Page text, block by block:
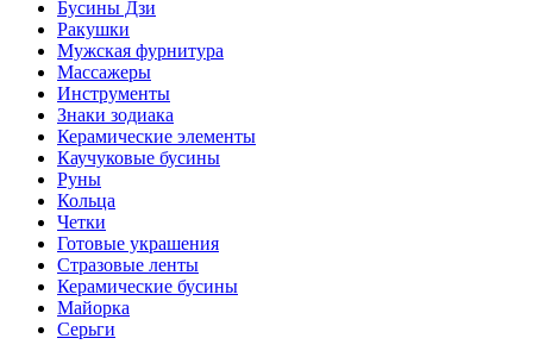
Бусины Дзи
Ракушки
Мужская фурнитура
Массажеры
Инструменты
Знаки зодиака
Керамические элементы
Каучуковые бусины
Руны
Кольца
Четки
Готовые украшения
Стразовые ленты
Керамические бусины
Майорка
Серьги